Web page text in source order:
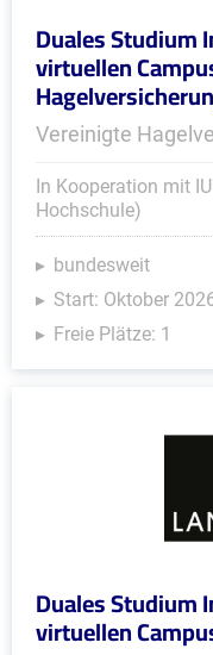
Duales Studium
virtuellen
Vereinigte
In Kooperation mit
Hochschule)
bundesweit
Start: Oktober
Freie Plätze: 1
Duales Studium
virtuellen